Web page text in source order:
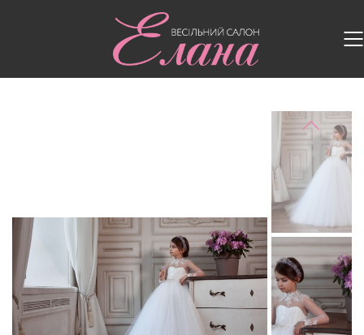
Дитячі сукні/Дитяча сукня 3139